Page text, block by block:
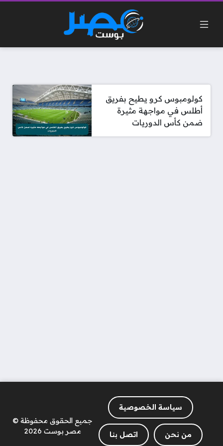
كولومبوس كرو يطيح بفريق
أطلس في مواجهة مثيرة
ضمن كأس الدوريات
سياسة الخصوصية
من نحن اتصل بنا
جميع الحقوق محفوظة ©
مصر بوست 2026